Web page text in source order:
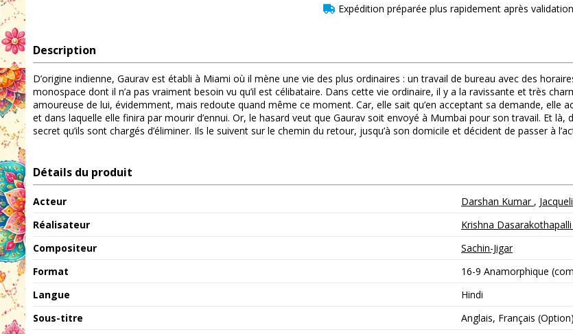
Expédition préparée plus rapidement après
Description
D’origine indienne, Gaurav est établi à Miami où il mène une vie des plus ordinaires : un travail de bureau avec des
monospace dont il n’a pas vraiment besoin vu qu’il est célibataire. Dans cette vie ordinaire, il y a la ravissante et très
amoureuse de lui, évidemment, mais redoute quand même ce moment. Car, elle sait qu’en acceptant sa demande, elle
et dans laquelle elle finira par mourir d’ennui. Or, le hasard veut que Gaurav soit envoyé à Mumbai pour son travail. Et
secret qu’ils sont chargés d’éliminer. Ils le suivent sur le chemin du retour, jusqu’à son domicile et décident de passer à
Détails du produit
Acteur Darshan Kumar ,
Réalisateur
Krishna Dasarakothapalli
Compositeur
Sachin-Jigar
Format
16-9 Anamorphique
Langue
Hindi
Sous-titre
Anglais, Français (Option)